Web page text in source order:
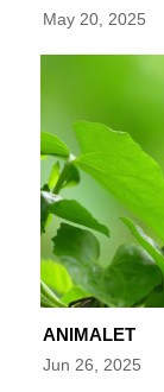
May 20, 2025
ANIMALET
Jun 26, 2025